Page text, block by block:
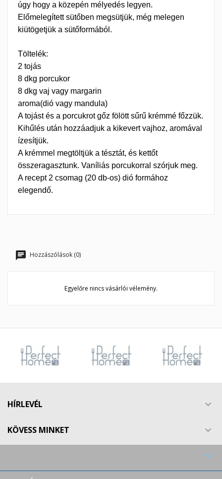
úgy hogy a közepén mélyedés legyen.
Előmelegített sütőben megsütjük, még melegen
kiütögetjük a sütőformából.
Töltelék:
2 tojás
8 dkg porcukor
8 dkg vaj vagy margarin
aroma(dió vagy mandula)
A tojást és a porcukrot gőz fölött sűrű krémmé főzzük.
Kihűlés után hozzáadjuk a kikevert vajhoz, aromával
ízesítjük.
A krémmel megtöltjük a tésztát, és kettőt
összeragasztunk. Vaníliás porcukorral szórjuk meg.
A recept 2 csomag (20 db-os) dió formához
elegendő.
Hozzászólások (0)
Egyelőre nincs vásárlói vélemény.
HÍRLEVÉL 
KÖVESS MINKET 
